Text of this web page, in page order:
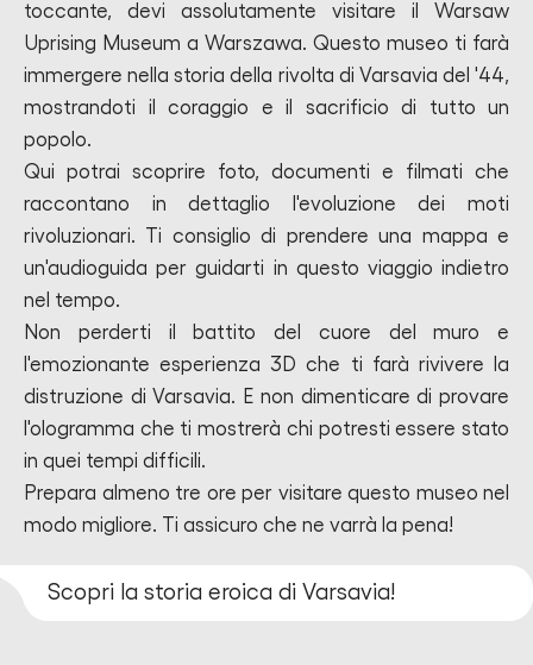
toccante, devi assolutamente visitare il Warsaw
Uprising Museum a Warszawa. Questo museo ti farà
immergere nella storia della rivolta di Varsavia del '44,
mostrandoti il coraggio e il sacrificio di tutto un
popolo.
Qui potrai scoprire foto, documenti e filmati che
raccontano in dettaglio l'evoluzione dei moti
rivoluzionari. Ti consiglio di prendere una mappa e
un'audioguida per guidarti in questo viaggio indietro
nel tempo.
Non perderti il battito del cuore del muro e
l'emozionante esperienza 3D che ti farà rivivere la
distruzione di Varsavia. E non dimenticare di provare
l'ologramma che ti mostrerà chi potresti essere stato
in quei tempi difficili.
Prepara almeno tre ore per visitare questo museo nel
modo migliore. Ti assicuro che ne varrà la pena!
Scopri la storia eroica di Varsavia!